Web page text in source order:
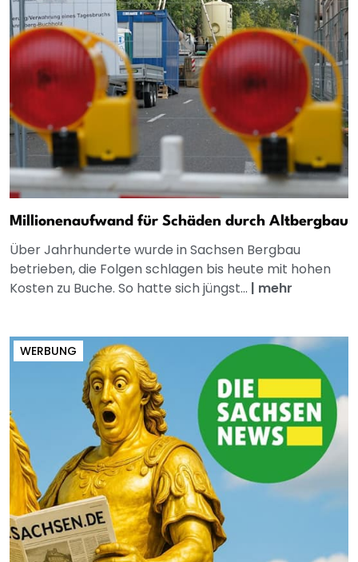
Millionenaufwand für Schäden durch Altbergbau
Über Jahrhunderte wurde in Sachsen Bergbau
betrieben, die Folgen schlagen bis heute mit hohen
Kosten zu Buche. So hatte sich jüngst... | mehr
WERBUNG